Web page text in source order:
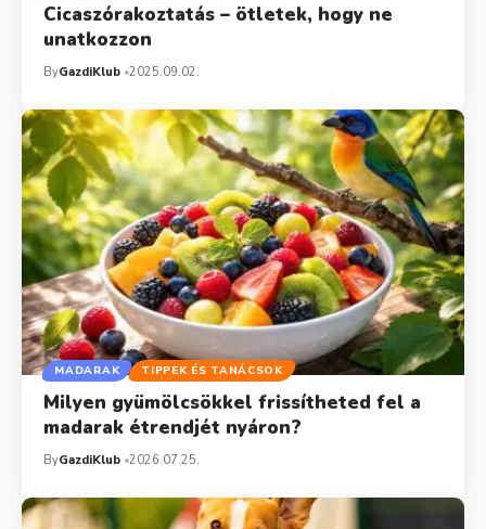
Cicaszórakoztatás – ötletek, hogy ne
unatkozzon
ByGazdiKlub 2025.09.02.
MADARAK TIPPEK ÉS TANÁCSOK
Milyen gyümölcsökkel frissítheted fel a
madarak étrendjét nyáron?
ByGazdiKlub 2026.07.25.